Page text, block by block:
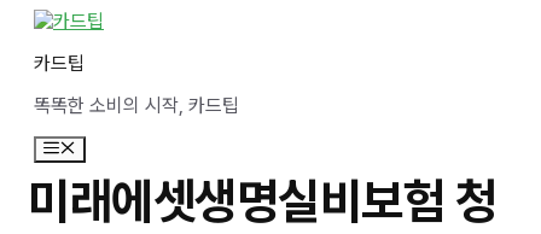
카드팁
똑똑한 소비의 시작, 카드팁
메
뉴
미래에셋생명실비보험 청